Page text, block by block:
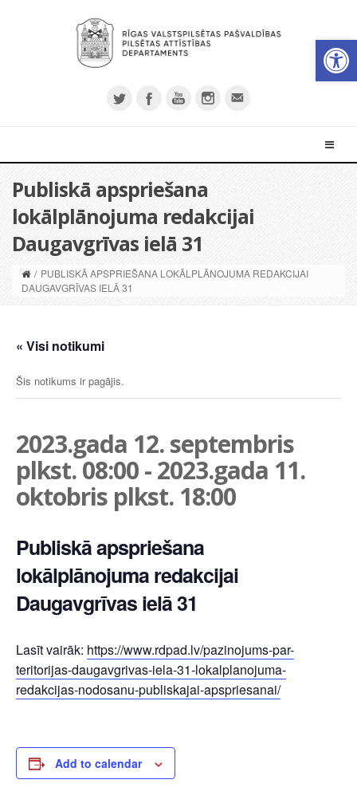
Publiskā apspriešana
lokālplānojuma redakcijai
Daugavgrīvas ielā 31
/ PUBLISKĀ APSPRIEŠANA LOKĀLPLĀNOJUMA REDAKCIJAI
DAUGAVGRĪVAS IELĀ 31
« Visi notikumi
Šis notikums ir pagājis.
2023.gada 12. septembris
plkst. 08:00-2023.gada 11.
oktobris plkst. 18:00
Publiskā apspriešana
lokālplānojuma redakcijai
Daugavgrīvas ielā 31
Lasīt vairāk: https://www.rdpad.lv/pazinojums-par-
teritorijas-daugavgrivas-iela-31-lokalplanojuma-
redakcijas-nodosanu-publiskajai-apspriesanai/
Add to calendar